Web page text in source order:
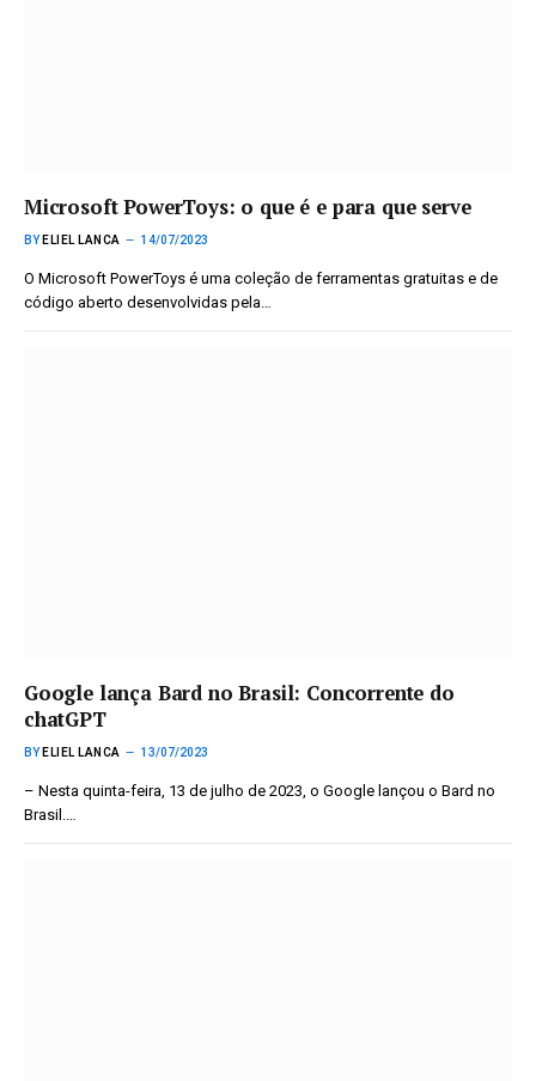
Microsoft PowerToys: o que é e para que serve
BY ELIEL LANCA 14/07/2023
O Microsoft PowerToys é uma coleção de ferramentas gratuitas e de
código aberto desenvolvidas pela…
Google lança Bard no Brasil: Concorrente do
chatGPT
BY ELIEL LANCA 13/07/2023
– Nesta quinta-feira, 13 de julho de 2023, o Google lançou o Bard no
Brasil.…